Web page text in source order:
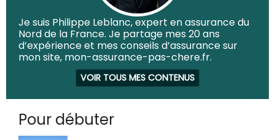
Je suis Philippe Leblanc, expert en assurance du
Nord de la France. Je partage mes 20 ans
d’expérience et mes conseils d’assurance sur
mon site, mon-assurance-pas-chere.fr.
VOIR TOUS MES CONTENUS
Pour débuter